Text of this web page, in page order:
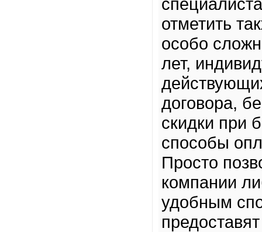
отметить
особо
лет,
договора,
скидки при
способы
Просто
компании
удобным